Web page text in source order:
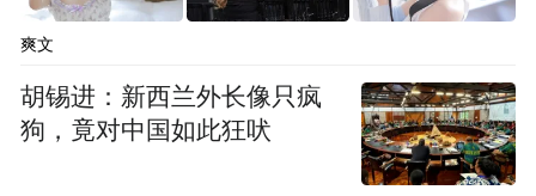
爽文
胡锡进：新西兰外长像只疯
狗，竟对中国如此狂吠